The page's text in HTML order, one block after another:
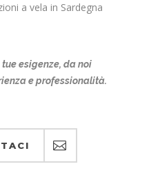
a vela in Sardegna
esigenze, da noi
e professionalità.